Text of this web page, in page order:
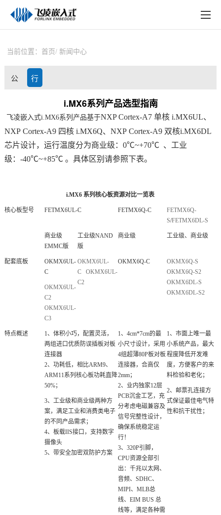
技术与支持
方案定制
技术论坛
在线购买
当前位置： 首页 新闻中心
公
动
态
行
资
讯
i.MX6系列产品选型指南
飞凌嵌入式i.MX6系列产品基于NXP Cortex-A7单核 i.MX6UL、
NXP Cortex-A9 四核 i.MX6Q、NXP Cortex-A9 双核i.MX6DL
芯片设计， 运行温度分为商业级：0℃~+70℃ 、工业
级：-40℃~+85℃ 。 具体区别请参照下表。
i.MX6 系列核心板资源对比一览表
核心板型号 FETMX6UL-C FETMX6Q-C
FETMX6Q-
S/FETMX6DL-S
商业级
EMMC版
工业级NAND
版
商业级 工业级、商业级
配套底板 OKMX6UL-
C
OKMX6UL-
C2
OKMX6UL-
C3
OKMX6UL-
C
OKMX6UL-
C2
OKMX6Q-C
OKMX6Q-S
OKMX6Q-S2
OKMX6DL-S
OKMX6DL-S2
特点概述
1、体积小巧，配置灵活，
两组进口优质防误插板对板
连接器
2、功耗低，相比ARM9、
ARM11系列核心板功耗直降
50%；
3、工业级和商业级两种方
案，满足工业和消费类电子
的不同产品需求；
4、板载IIS接口，支持数字
摄像头
5、带安全加密双防护方案
1、4cm*7cm的最
小尺寸设计，采用
4组超薄80P板对板
连接器，合高仅
2mm；
2、业内独家12层
PCB沉金工艺，充
分考虑电磁兼容及
信号完整性设计，
确保系统稳定运
行！
3、320P引脚，
CPU资源全部引
出：千兆以太网、
音频、SDHC、
MIPI、MLB总
线、EIM BUS 总
线等，满足各种需
1、市面上唯一最
小系统产品，最大
程度降低开发难
度，方便客户的来
料检验和老化；
2、邮票孔连接方
式保证最佳电气特
性和抗干扰性；